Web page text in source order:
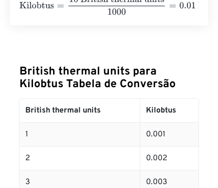
British thermal units para
Kilobtus Tabela de Conversão
British thermal units Kilobtus
1 0.001
2 0.002
3 0.003